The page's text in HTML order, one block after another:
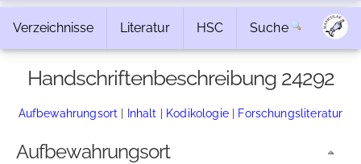
Verzeichnisse Literatur HSC Suche
Handschriftenbeschreibung 24292
Aufbewahrungsort | Inhalt | Kodikologie| Forschungsliteratur
Aufbewahrungsort